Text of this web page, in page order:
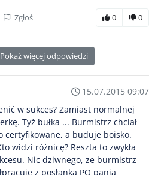
Zgłoś 0 0
Pokaż więcej odpowiedzi
15.07.2015 09:07
w sukces? Zamiast normalnej
Tyż bułka ... Burmistrz chciał
certyfikowane, a buduje boisko.
widzi różnicę? Reszta to zwykła
Nic dziwnego, ze burmistrz
z posłanką PO panią